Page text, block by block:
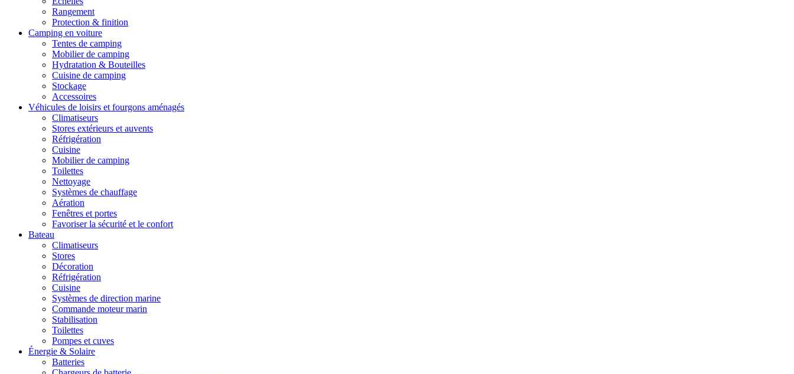
Rangement
Protection & finition
Camping en voiture
Tentes de camping
Mobilier de camping
Hydratation & Bouteilles
Cuisine de camping
Stockage
Accessoires
Véhicules de loisirs et fourgons aménagés
Climatiseurs
Stores extérieurs et auvents
Réfrigération
Cuisine
Mobilier de camping
Toilettes
Nettoyage
Systèmes de chauffage
Aération
Fenêtres et portes
Favoriser la sécurité et le confort
Bateau
Climatiseurs
Stores
Décoration
Réfrigération
Cuisine
Systèmes de direction marine
Commande moteur marin
Stabilisation
Toilettes
Pompes et cuves
Énergie & Solaire
Batteries